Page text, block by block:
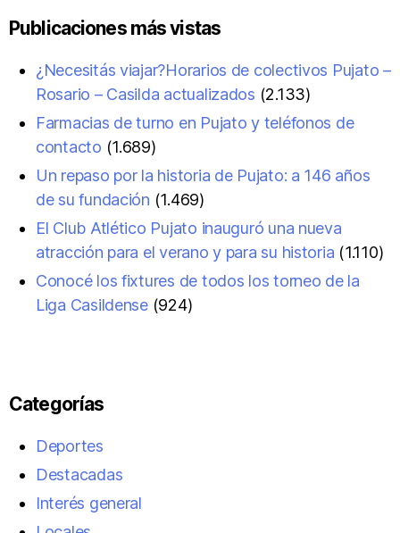
Publicaciones más vistas
¿Necesitás viajar?Horarios de colectivos Pujato –
Rosario – Casilda actualizados (2.133)
Farmacias de turno en Pujato y teléfonos de
contacto (1.689)
Un repaso por la historia de Pujato: a 146 años
de su fundación (1.469)
El Club Atlético Pujato inauguró una nueva
atracción para el verano y para su historia (1.110)
Conocé los fixtures de todos los torneo de la
Liga Casildense (924)
Categorías
Deportes
Destacadas
Interés general